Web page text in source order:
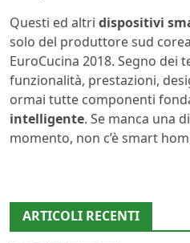
Questi ed altri dispositivi
solo del produttore sud
EuroCucina 2018. Segno dei
funzionalità, prestazioni,
ormai tutte componenti
intelligente. Se manca una
momento, non c’è smart
ARTICOLI RECENTI